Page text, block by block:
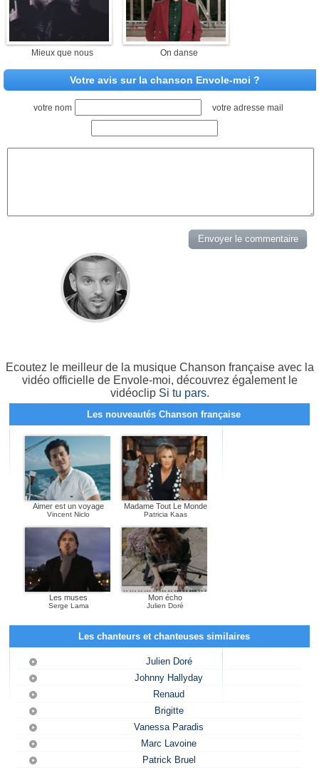
Mieux que nous On danse
Votre avis sur la chanson Envole-moi ?
votre nom votre adresse mail
Ecoutez le meilleur de la musique Chanson française avec la
vidéo officielle de Envole-moi, découvrez également le
vidéoclip Si tu pars.
Les nouveautés Chanson française
Aimer est un voyage
Vincent Niclo
Madame Tout Le Monde
Patricia Kaas
Les muses
Serge Lama
Mon écho
Julien Doré
Les chanteurs et chanteuses similaires
Julien Doré
Johnny Hallyday
Renaud
Brigitte
Vanessa Paradis
Marc Lavoine
Patrick Bruel